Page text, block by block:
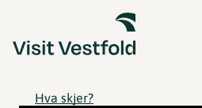
Hva skjer?